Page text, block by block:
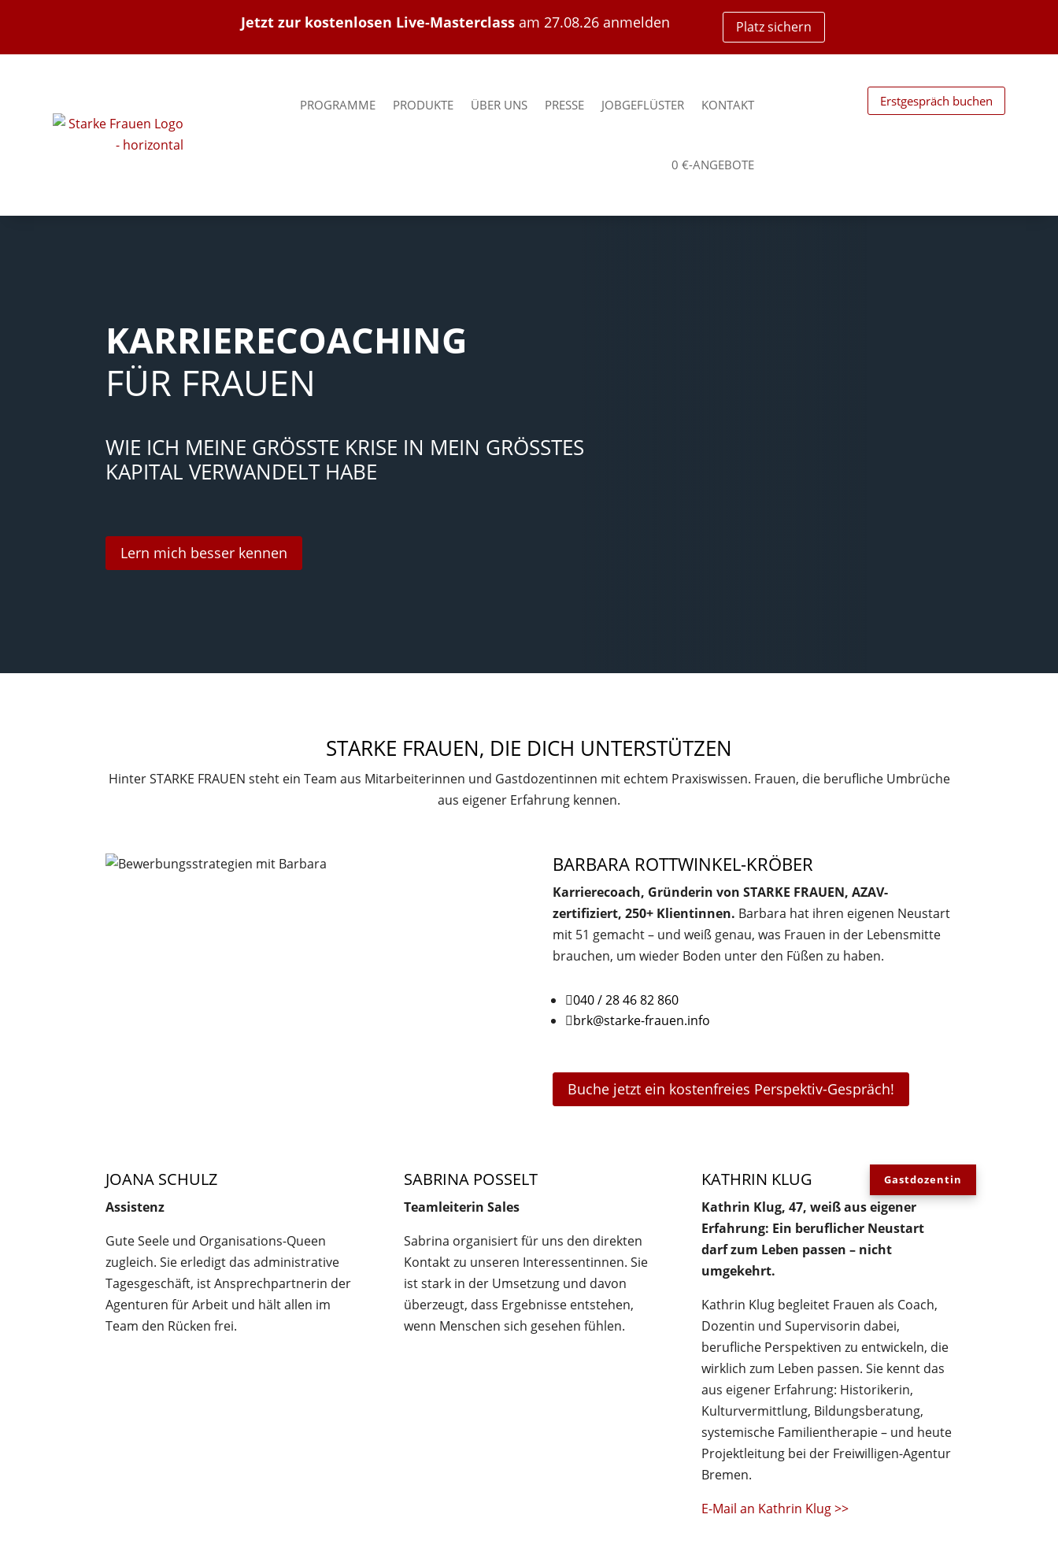
Jetzt zur kostenlosen Live-Masterclass am 27.08.26 anmelden Platz sichern
PROGRAMME PRODUKTE ÜBER UNS PRESSE JOBGEFLÜSTER KONTAKT
0 €-ANGEBOTE
Erstgespräch buchen
KARRIERE­COACHING
FÜR FRAUEN
WIE ICH MEINE GRÖSSTE KRISE IN MEIN GRÖSSTES KA
PITAL VERWANDELT HABE
Lern mich besser kennen
STARKE FRAUEN, DIE DICH UNTERSTÜTZEN
Hinter STARKE FRAUEN steht ein Team aus Mitarbeiterinnen und Gastdozentinnen mit echtem Praxiswissen. Frauen, die berufliche Umbrüche
aus eigener Erfahrung kennen.
BARBARA ROTTWINKEL-KRÖBER
Karrierecoach, Gründerin von STARKE FRAUEN, AZAV-
zertifiziert, 250+ Klientinnen. Barbara hat ihren eigenen Neustart
mit 51 gemacht – und weiß genau, was Frauen in der Lebensmitte
brauchen, um wieder Boden unter den Füßen zu haben.
040 / 28 46 82 860
brk@starke-frauen.info
Buche jetzt ein kostenfreies Perspektiv-Gespräch!
JOANA SCHULZ
Assistenz
Gute Seele und Organisations-Queen
zugleich. Sie erledigt das administrative
Tagesgeschäft, ist Ansprechpartnerin der
Agenturen für Arbeit und hält allen im
Team den Rücken frei.
SABRINA POSSELT
Teamleiterin Sales
Sabrina organisiert für uns den direkten
Kontakt zu unseren Interessentinnen. Sie
ist stark in der Umsetzung und davon
überzeugt, dass Ergebnisse entstehen,
wenn Menschen sich gesehen fühlen.
KATHRIN KLUG
Kathrin Klug, 47, weiß aus eigener
Erfahrung: Ein beruflicher Neustart
darf zum Leben passen – nicht
umgekehrt.
Kathrin Klug begleitet Frauen als Coach,
Dozentin und Supervisorin dabei,
berufliche Perspektiven zu entwickeln, die
wirklich zum Leben passen. Sie kennt das
aus eigener Erfahrung: Historikerin,
Kulturvermittlung, Bildungsberatung,
systemische Familientherapie – und heute
Projektleitung bei der Freiwilligen-Agentur
Bremen.
E-Mail an Kathrin Klug >>